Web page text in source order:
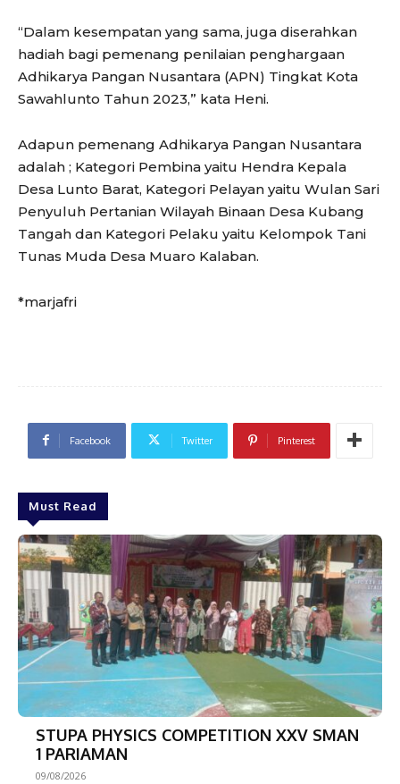
“Dalam kesempatan yang sama, juga diserahkan
hadiah bagi pemenang penilaian penghargaan
Adhikarya Pangan Nusantara (APN) Tingkat Kota
Sawahlunto Tahun 2023,” kata Heni.
Adapun pemenang Adhikarya Pangan Nusantara
adalah ; Kategori Pembina yaitu Hendra Kepala
Desa Lunto Barat, Kategori Pelayan yaitu Wulan Sari
Penyuluh Pertanian Wilayah Binaan Desa Kubang
Tangah dan Kategori Pelaku yaitu Kelompok Tani
Tunas Muda Desa Muaro Kalaban.
*marjafri
Facebook Twitter Pinterest
Must Read
STUPA PHYSICS COMPETITION XXV SMAN
1 PARIAMAN
09/08/2026